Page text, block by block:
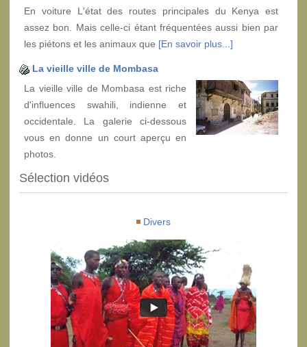
En voiture L'état des routes principales du Kenya est
assez bon. Mais celle-ci étant fréquentées aussi bien par
les piétons et les animaux que [En savoir plus...]
La vieille ville de Mombasa
La vieille ville de Mombasa est riche
d'influences swahili, indienne et
occidentale. La galerie ci-dessous
vous en donne un court aperçu en
photos.
Sélection vidéos
Divers